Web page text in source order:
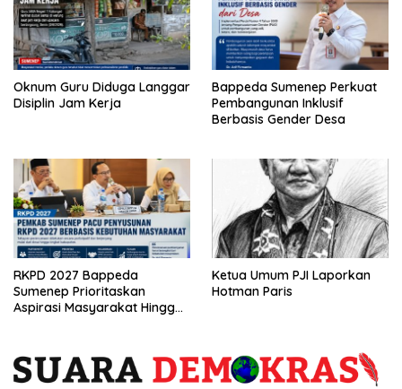
Oknum Guru Diduga Langgar
Disiplin Jam Kerja
Bappeda Sumenep Perkuat
Pembangunan Inklusif
Berbasis Gender Desa
RKPD 2027 Bappeda
Sumenep Prioritaskan
Aspirasi Masyarakat Hingga
Ketua Umum PJI Laporkan
Hotman Paris